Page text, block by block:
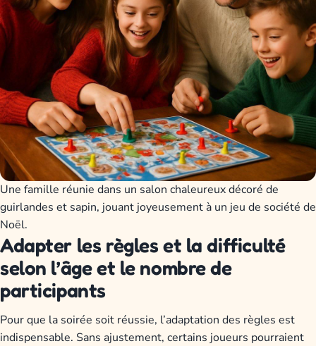
Une famille réunie dans un salon chaleureux décoré de
guirlandes et sapin, jouant joyeusement à un jeu de société de
Noël.
Adapter les règles et la difficulté
selon l’âge et le nombre de
participants
Pour que la soirée soit réussie, l’adaptation des règles est
indispensable. Sans ajustement, certains joueurs pourraient